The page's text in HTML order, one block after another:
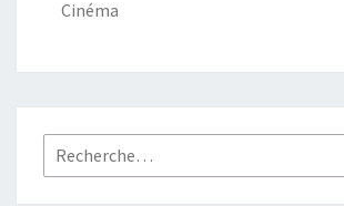
Cinéma
Rechercher :